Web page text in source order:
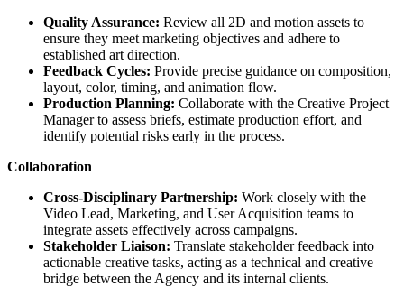
Quality Assurance: Review all 2D and motion assets to
ensure they meet marketing objectives and adhere to
established art direction.
Feedback Cycles: Provide precise guidance on composition,
layout, color, timing, and animation flow.
Production Planning: Collaborate with the Creative Project
Manager to assess briefs, estimate production effort, and
identify potential risks early in the process.
Collaboration
Cross-Disciplinary Partnership: Work closely with the
Video Lead, Marketing, and User Acquisition teams to
integrate assets effectively across campaigns.
Stakeholder Liaison: Translate stakeholder feedback into
actionable creative tasks, acting as a technical and creative
bridge between the Agency and its internal clients.